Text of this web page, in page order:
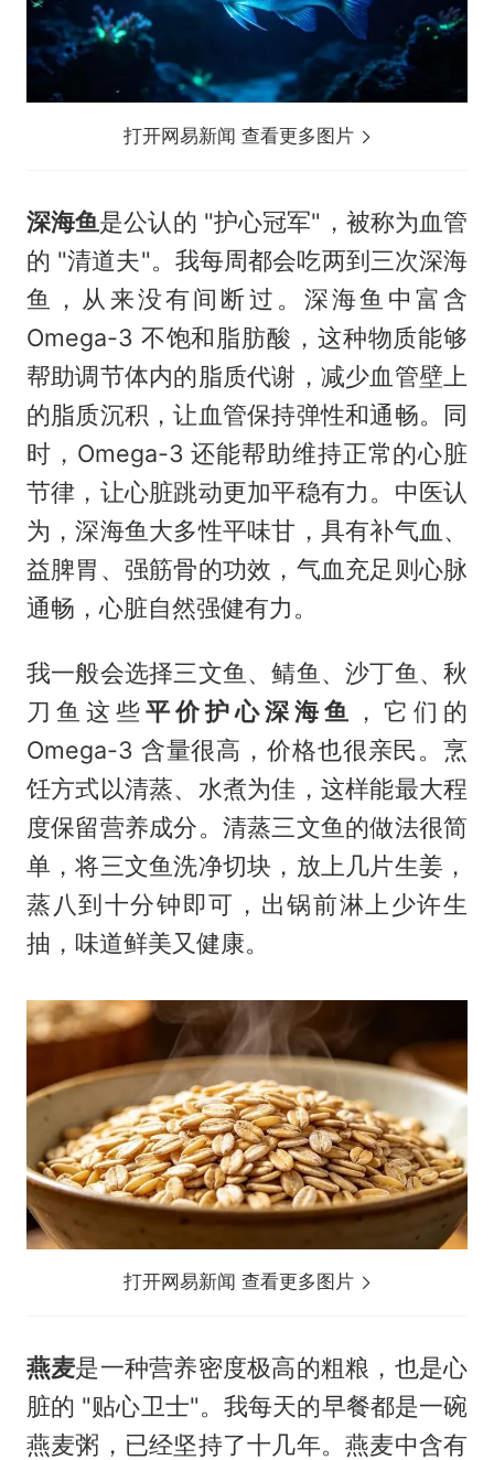
打开网易新闻 查看更多图片
深海鱼是公认的 "护心冠军"，被称为血管
的 "清道夫"。我每周都会吃两到三次深海
鱼，从来没有间断过。深海鱼中富含
Omega-3 不饱和脂肪酸，这种物质能够
帮助调节体内的脂质代谢，减少血管壁上
的脂质沉积，让血管保持弹性和通畅。同
时，Omega-3 还能帮助维持正常的心脏
节律，让心脏跳动更加平稳有力。中医认
为，深海鱼大多性平味甘，具有补气血、
益脾胃、强筋骨的功效，气血充足则心脉
通畅，心脏自然强健有力。
我一般会选择三文鱼、鲭鱼、沙丁鱼、秋
刀鱼这些平价护心深海鱼
，它们的
Omega-3 含量很高，价格也很亲民。烹
饪方式以清蒸、水煮为佳，这样能最大程
度保留营养成分。清蒸三文鱼的做法很简
单，将三文鱼洗净切块，放上几片生姜，
蒸八到十分钟即可，出锅前淋上少许生
抽，味道鲜美又健康。
打开网易新闻 查看更多图片
燕麦是一种营养密度极高的粗粮，也是心
脏的 "贴心卫士"。我每天的早餐都是一碗
燕麦粥 ，已经坚持了十几年。燕麦中含有